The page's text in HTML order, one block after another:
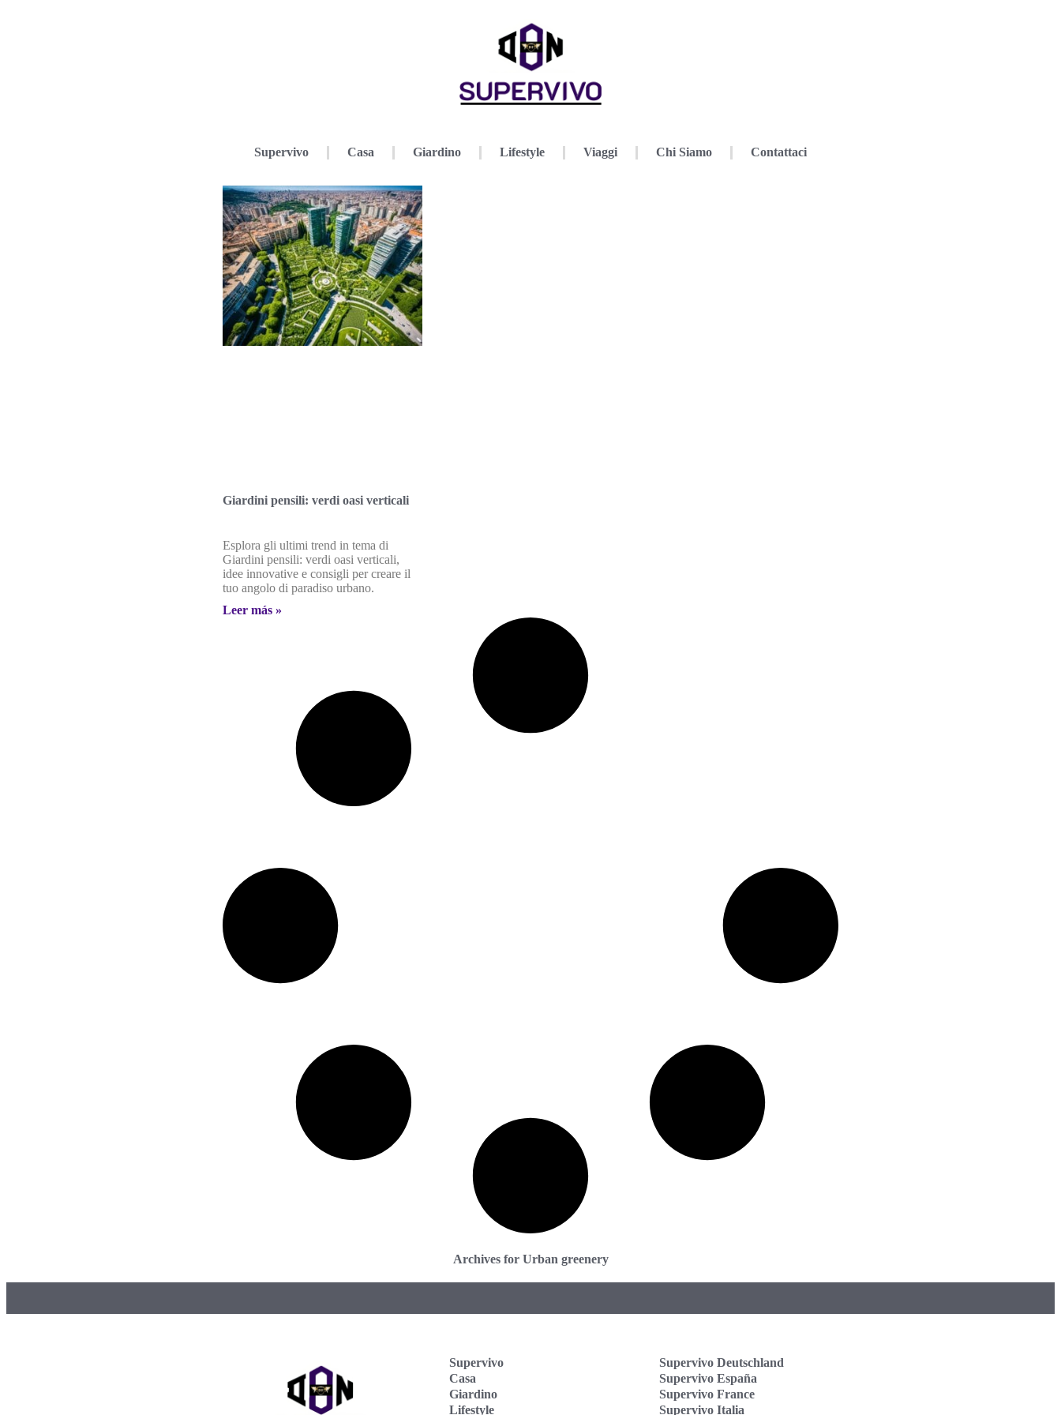
Supervivo Casa Giardino Lifestyle Viaggi Chi Siamo Contattaci
Giardini pensili: verdi oasi verticali
Esplora gli ultimi trend in tema di
Giardini pensili: verdi oasi verticali,
idee innovative e consigli per creare il
tuo angolo di paradiso urbano.
Leer más »
Archives for Urban greenery
Supervivo
Casa
Giardino
Lifestyle
Supervivo Deutschland
Supervivo España
Supervivo France
Supervivo Italia